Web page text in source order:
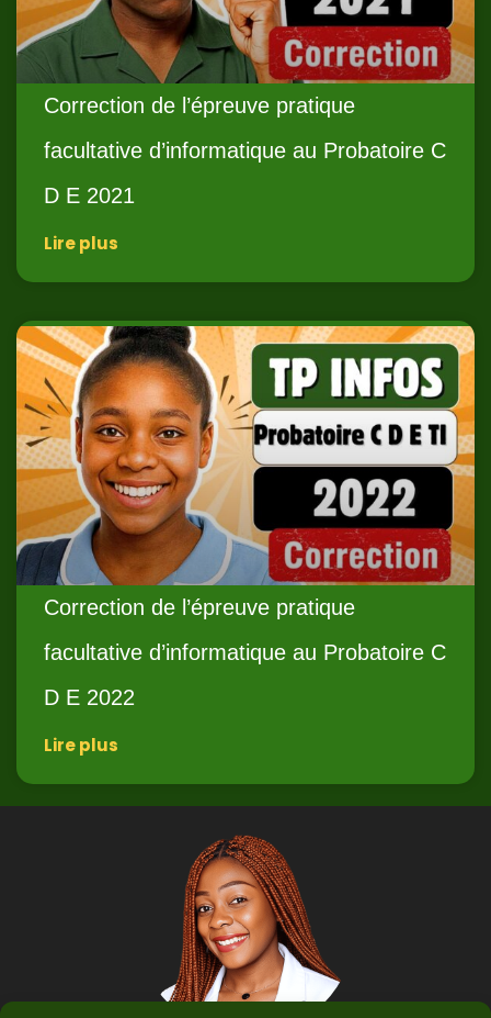
Correction de l’épreuve pratique
facultative d’informatique au Probatoire C
D E 2021
Lire plus
Correction de l’épreuve pratique
facultative d’informatique au Probatoire C
D E 2022
Lire plus